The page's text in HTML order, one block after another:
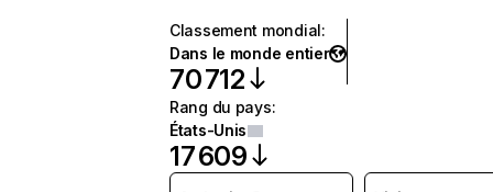
Classement mondial:
Dans le monde entier
70 712
Rang du pays:
États-Unis
17 609